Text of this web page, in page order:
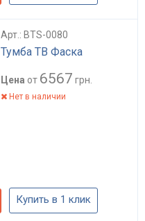
Арт.: BTS-0080
Тумба ТВ Фаска
Цена от 6567 грн.
Нет в наличии
Купить в 1 клик